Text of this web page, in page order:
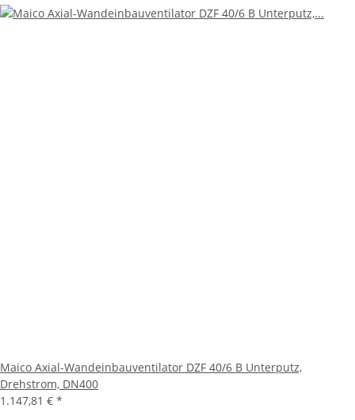
Maico Axial-Wandeinbauventilator DZF 40/6 B Unterputz,
Drehstrom, DN400
1.147,81 € *